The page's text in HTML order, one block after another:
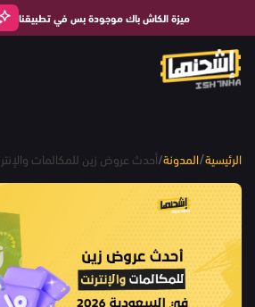
ميزة الكاش باك موجودة بس في تطبيقنا
الرئيسية/المدونة/أحدث عروض زين للمكالمات